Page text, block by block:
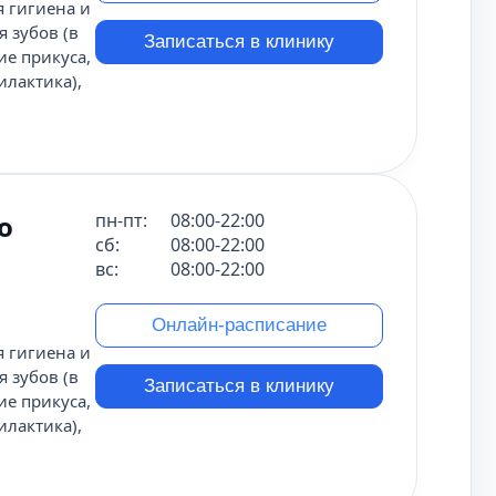
гигиена и
зубов (в
прикуса,
Записаться в клинику
гигиена и
зубов (в
прикуса,
пн-пт:
08:00-22:00
сб:
08:00-22:00
вс:
08:00-22:00
Онлайн-расписание
Записаться в клинику